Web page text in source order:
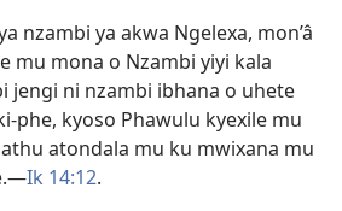
nzambi ya akwa Ngelexa, mon’â
mu mona o Nzambi yiyi kala
jengi ni nzambi ibhana o uhete
phe, kyoso Phawulu kyexile mu
atondala mu ku mwixana mu
Ik 14:12.